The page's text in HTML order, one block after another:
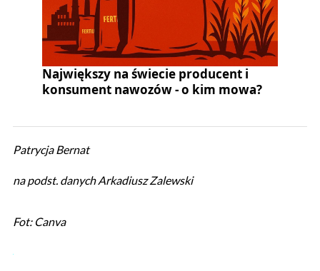
Największy na świecie producent i
konsument nawozów - o kim mowa?
Patrycja Bernat
na podst. danych Arkadiusz Zalewski
Fot: Canva